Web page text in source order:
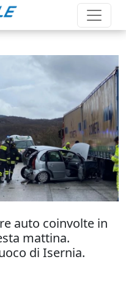
auto coinvolte in
mattina.
di Isernia.